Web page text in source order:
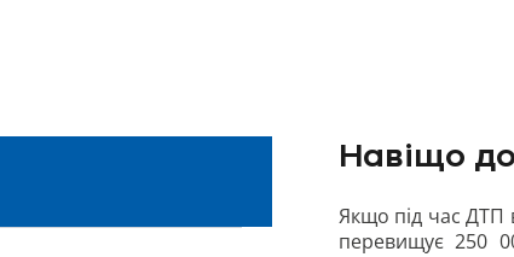
Навіщо
Якщо під час ДТП
перевищує 250